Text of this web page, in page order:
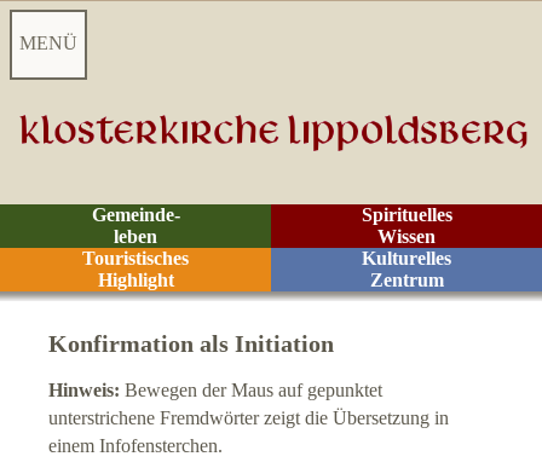
MENÜ
Startseite
Videoarchiv
Kontakt
Zeiten
Spirituelles
Wissen
Gemeinde-
leben
Kulturelles
Zentrum
Touristisches
Highlight
Konfirmation als Initiation
Hinweis: Bewegen der Maus auf gepunktet
unterstrichene Fremdwörter zeigt die Übersetzung in
einem Infofensterchen.